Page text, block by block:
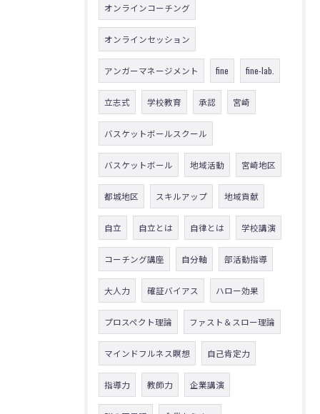
オンラインコーチング
オンラインセッション
アンガーマネージメント fine fine-lab.
立志式 学校教育 承認 宮崎
バスケットボールスクール
バスケットボール 地域活動 宮崎地区
都城地区 スキルアップ 地域貢献
自立 自立とは 自律とは 学校講演
コーチング講座 自分軸 部活動指導
大人力 確証バイアス ハロー効果
プロスペクト理論 ファスト＆スロー理論
マインドフルネス瞑想 自己肯定力
指導力 教師力 企業講演